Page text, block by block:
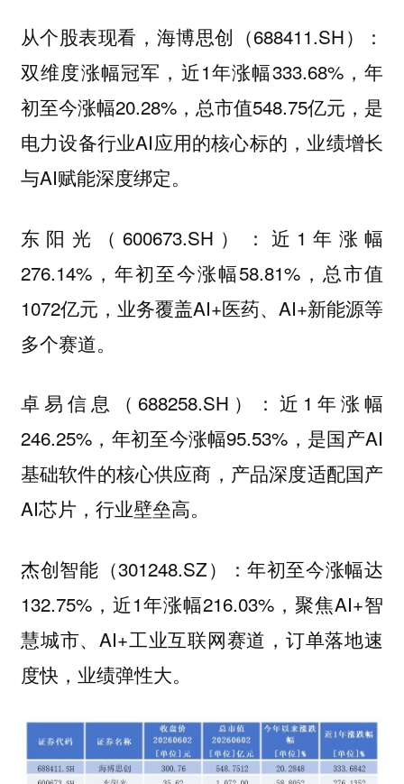
从个股表现看，海博思创（688411.SH）：
双维度涨幅冠军，近1年涨幅333.68%，年
初至今涨幅20.28%，总市值548.75亿元，是
电力设备行业AI应用的核心标的，业绩增长
与AI赋能深度绑定。
东阳光（600673.SH）：近1年涨幅
276.14%，年初至今涨幅58.81%，总市值
1072亿元，业务覆盖AI+医药、AI+新能源等
多个赛道。
卓易信息（688258.SH）：近1年涨幅
246.25%，年初至今涨幅95.53%，是国产AI
基础软件的核心供应商，产品深度适配国产
AI芯片，行业壁垒高。
杰创智能（301248.SZ）：年初至今涨幅达
132.75%，近1年涨幅216.03%，聚焦AI+智
慧城市、AI+工业互联网赛道，订单落地速
度快，业绩弹性大。